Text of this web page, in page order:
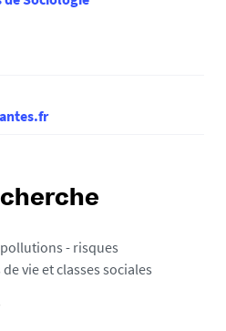
- risques
vie et classes sociales